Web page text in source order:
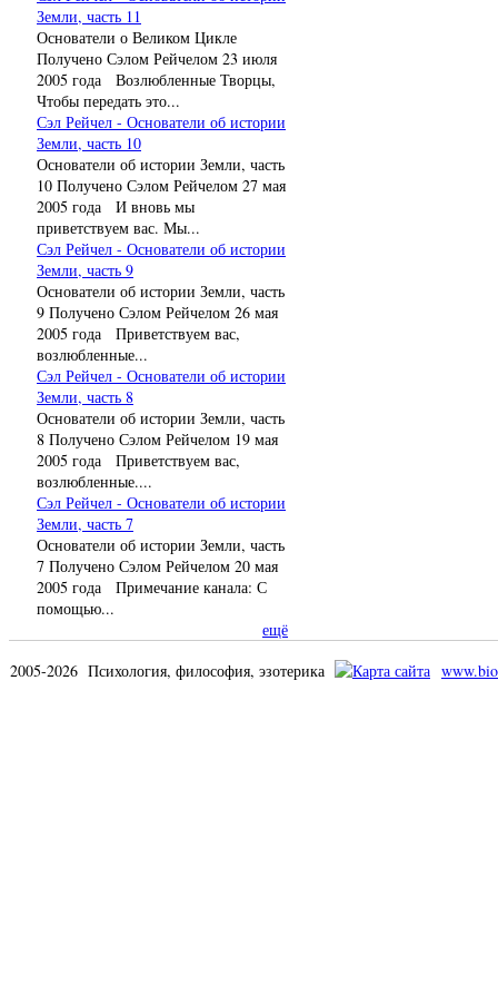
Земли, часть 11
Основатели о Великом Цикле
Получено Сэлом Рейчелом 23 июля
2005 года Возлюбленные Творцы,
Чтобы передать это...
Сэл Рейчел - Основатели об истории
Земли, часть 10
Основатели об истории Земли, часть
10 Получено Сэлом Рейчелом 27 мая
2005 года И вновь мы
приветствуем вас. Мы...
Сэл Рейчел - Основатели об истории
Земли, часть 9
Основатели об истории Земли, часть
9 Получено Сэлом Рейчелом 26 мая
2005 года Приветствуем вас,
возлюбленные...
Сэл Рейчел - Основатели об истории
Земли, часть 8
Основатели об истории Земли, часть
8 Получено Сэлом Рейчелом 19 мая
2005 года Приветствуем вас,
возлюбленные....
Сэл Рейчел - Основатели об истории
Земли, часть 7
Основатели об истории Земли, часть
7 Получено Сэлом Рейчелом 20 мая
2005 года Примечание канала: С
помощью...
ещё
2005-2026 Психология, философия, эзотерика